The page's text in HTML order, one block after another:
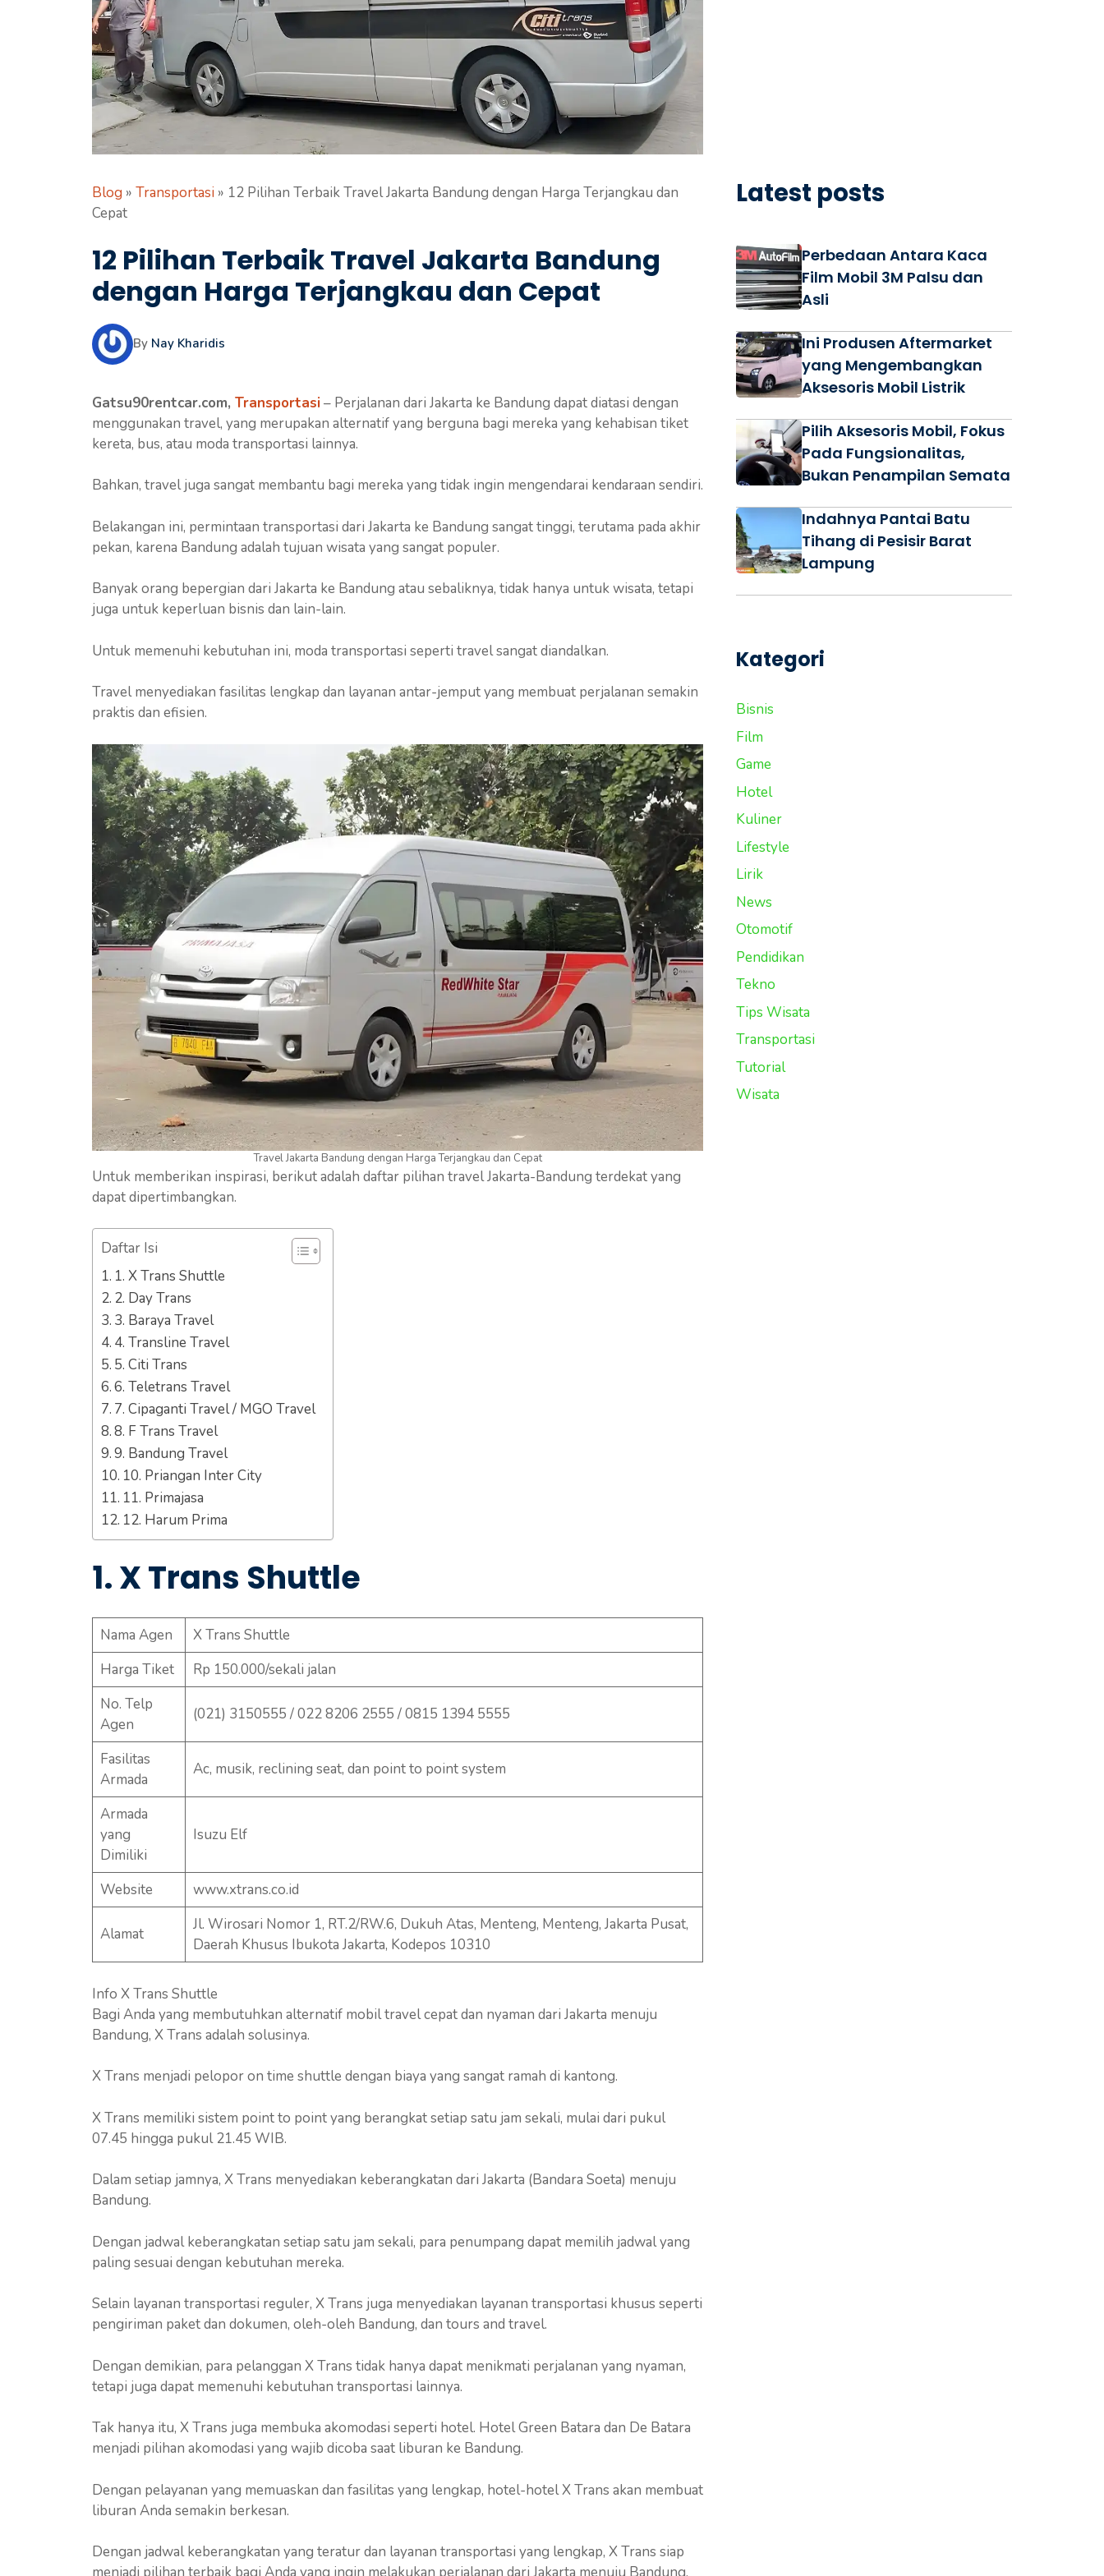
Blog » Transportasi » 12 Pilihan Terbaik Travel Jakarta Bandung dengan Harga Terjangkau dan
Cepat
12 Pilihan Terbaik Travel Jakarta Bandung
dengan Harga Terjangkau dan Cepat
By Nay Kharidis
Gatsu90rentcar.com, Transportasi– Perjalanan dari Jakarta ke Bandung dapat diatasi dengan
menggunakan travel, yang merupakan alternatif yang berguna bagi mereka yang kehabisan tiket
kereta, bus, atau moda transportasi lainnya.
Bahkan, travel juga sangat membantu bagi mereka yang tidak ingin mengendarai kendaraan sendiri.
Belakangan ini, permintaan transportasi dari Jakarta ke Bandung sangat tinggi, terutama pada akhir
pekan, karena Bandung adalah tujuan wisata yang sangat populer.
Banyak orang bepergian dari Jakarta ke Bandung atau sebaliknya, tidak hanya untuk wisata, tetapi
juga untuk keperluan bisnis dan lain-lain.
Untuk memenuhi kebutuhan ini, moda transportasi seperti travel sangat diandalkan.
Travel menyediakan fasilitas lengkap dan layanan antar-jemput yang membuat perjalanan semakin
praktis dan efisien.
Travel Jakarta Bandung dengan Harga Terjangkau dan Cepat
Untuk memberikan inspirasi, berikut adalah daftar pilihan travel Jakarta-Bandung terdekat yang
dapat dipertimbangkan.
Daftar Isi
1. X Trans Shuttle
2. Day Trans
3. Baraya Travel
4. Transline Travel
5. Citi Trans
6. Teletrans Travel
7. Cipaganti Travel / MGO Travel
8. F Trans Travel
9. Bandung Travel
10. Priangan Inter City
11. Primajasa
12. Harum Prima
1. X Trans Shuttle
Nama Agen
X Trans Shuttle
Harga Tiket
Rp 150.000/sekali jalan
No. Telp
Agen
(021) 3150555 / 022 8206 2555 / 0815 1394 5555
Fasilitas
Armada
Ac, musik, reclining seat, dan point to point system
Armada
yang
Dimiliki
Isuzu Elf
Website www.xtrans.co.id
Alamat
Jl. Wirosari Nomor 1, RT.2/RW.6, Dukuh Atas, Menteng, Menteng, Jakarta Pusat,
Daerah Khusus Ibukota Jakarta, Kodepos 10310
Info X Trans Shuttle
Bagi Anda yang membutuhkan alternatif mobil travel cepat dan nyaman dari Jakarta menuju
Bandung, X Trans adalah solusinya.
X Trans menjadi pelopor on time shuttle dengan biaya yang sangat ramah di kantong.
X Trans memiliki sistem point to point yang berangkat setiap satu jam sekali, mulai dari pukul
07.45 hingga pukul 21.45 WIB.
Dalam setiap jamnya, X Trans menyediakan keberangkatan dari Jakarta (Bandara Soeta) menuju
Bandung.
Dengan jadwal keberangkatan setiap satu jam sekali, para penumpang dapat memilih jadwal yang
paling sesuai dengan kebutuhan mereka.
Selain layanan transportasi reguler, X Trans juga menyediakan layanan transportasi khusus seperti
pengiriman paket dan dokumen, oleh-oleh Bandung, dan tours and travel.
Dengan demikian, para pelanggan X Trans tidak hanya dapat menikmati perjalanan yang nyaman,
tetapi juga dapat memenuhi kebutuhan transportasi lainnya.
Tak hanya itu, X Trans juga membuka akomodasi seperti hotel. Hotel Green Batara dan De Batara
menjadi pilihan akomodasi yang wajib dicoba saat liburan ke Bandung.
Dengan pelayanan yang memuaskan dan fasilitas yang lengkap, hotel-hotel X Trans akan membuat
liburan Anda semakin berkesan.
Dengan jadwal keberangkatan yang teratur dan layanan transportasi yang lengkap, X Trans siap
Latest posts
Perbedaan Antara Kaca
Film Mobil 3M Palsu dan
Asli
Ini Produsen Aftermarket
yang Mengembangkan
Aksesoris Mobil Listrik
Pilih Aksesoris Mobil, Fokus
Pada Fungsionalitas,
Bukan Penampilan Semata
Indahnya Pantai Batu
Tihang di Pesisir Barat
Lampung
Kategori
Bisnis
Film
Game
Hotel
Kuliner
Lifestyle
Lirik
News
Otomotif
Pendidikan
Tekno
Tips Wisata
Transportasi
Tutorial
Wisata